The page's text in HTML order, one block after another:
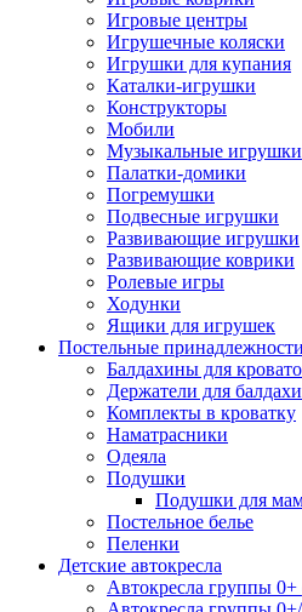
Игровые центры
Игрушечные коляски
Игрушки для купания
Каталки-игрушки
Конструкторы
Мобили
Музыкальные игрушки
Палатки-домики
Погремушки
Подвесные игрушки
Развивающие игрушки
Развивающие коврики
Ролевые игры
Ходунки
Ящики для игрушек
Постельные принадлежности
Балдахины для
Держатели для
Комплекты в кроватку
Наматрасники
Одеяла
Подушки
Подушки для
Постельное белье
Пеленки
Детские автокресла
Автокресла группы 0+